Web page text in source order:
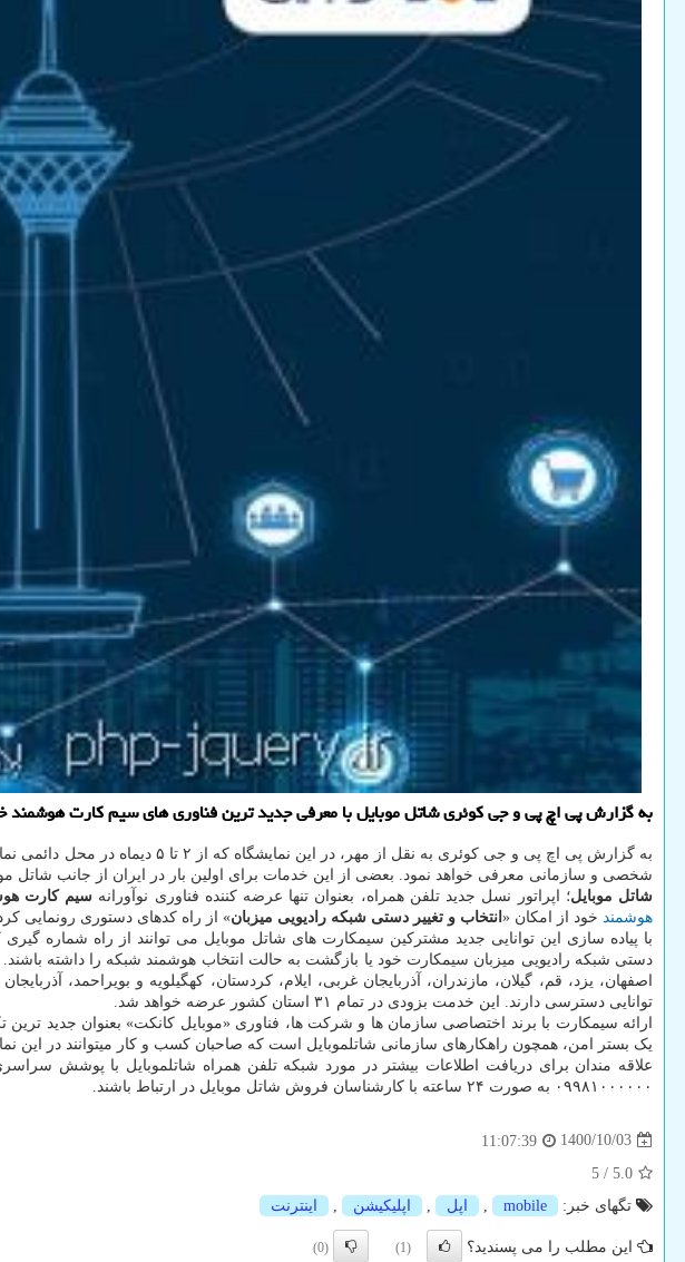
به گزارش پی اچ پی و جی کوئری شاتل‏ موبایل با معرفی جدید ترین فناوری‏ های سیم ‏کارت هوشمند خود در بیست
به گزارش پی اچ پی و جی کوئری به نقل از مهر، در این نمایشگاه که از ۲ تا ۵ دیماه در محل دائمی نمایشگاه های بین المللی تهران برگزار می‏ شود، شاتل ‏موبایل در سالن ۹-۸
شخصی و سازمانی معرفی خواهد نمود. بعضی از این خدمات برای اولین بار در ایران از جانب شاتل‏
شاتل‏ موبایل؛ اپراتور نسل جدید تلفن همراه، بعنوان تنها عرضه کننده فناوری نوآورانه سیم کارت
هوشمند خود از امکان « انتخاب و تغییر دستی شبکه رادیویی میزبان» از راه کدهای دستوری رونمایی
دستی شبکه رادیویی میزبان سیمکارت خود یا بازگشت به حالت انتخاب هوشمند شبکه را داشته
اصفهان، یزد، قم، گیلان، مازندران، آذربایجان غربی، ایلام، کردستان، کهگیلویه و بویراحمد،
توانایی دسترسی دارند. این خدمت بزودی در تمام ۳۱ استان کشور عرضه خواهد شد.
یک بستر امن، همچون راهکارهای سازمانی شاتل‏موبایل است که صاحبان کسب و کار میتوانند در این
۰۹۹۸۱۰۰۰۰۰۰ به صورت ۲۴ ساعته با کارشناسان فروش شاتل موبایل در ارتباط باشند.
1400/10/03
11:07:39
5.0
/
5
تگهای خبر:
mobile
, اپل , اپلیكیشن , اینترنت
این مطلب را می پسندید؟ (1)
(0)